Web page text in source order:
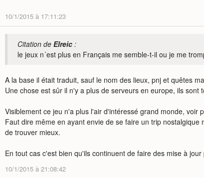
10/1/2015 à 17:11:23
Citation de Elreic :
le jeux n´est plus en Français me semble-t-il ou je me
A la base il était traduit, sauf le nom des lieux, pnj et quêtes
Une chose est sûr il n'y a plus de serveurs en europe, ils sont
Visiblement ce jeu n'a plus l'air d'intéressé grand monde, voir
Faut dire même en ayant envie de se faire un trip nostalgique
de trouver mieux.
En tout cas c'est bien qu'ils continuent de faire des mise à
10/1/2015 à 21:08:42